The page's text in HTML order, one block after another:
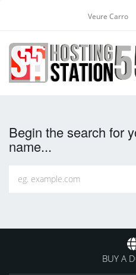
Veure Carro
Begin the search for
name...
BUY A